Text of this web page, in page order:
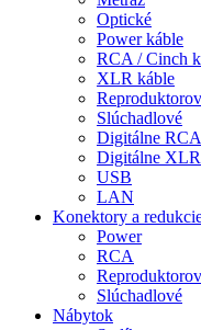
Optické
Power káble
RCA / Cinch
XLR káble
Slúchadlové
Digitálne
Digitálne XLR
USB
LAN
Konektory a
Power
RCA
Slúchadlové
Nábytok